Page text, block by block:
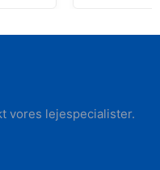
vores lejespecialister.